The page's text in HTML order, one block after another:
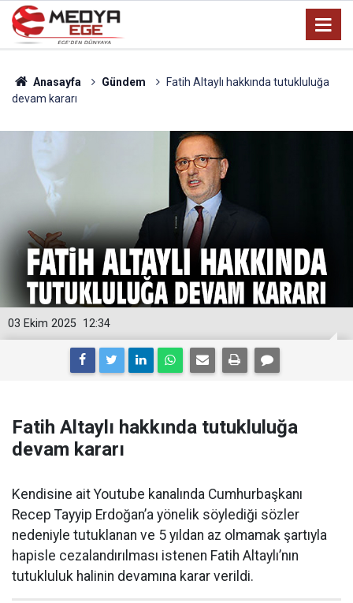
Anasayfa Gündem
Fatih Altaylı hakkında tutukluluğa
devam kararı
12:34
03 Ekim 2025
Fatih Altaylı hakkında tutukluluğa
devam kararı
Kendisine ait Youtube kanalında Cumhurbaşkanı
Recep Tayyip Erdoğan’a yönelik söylediği sözler
nedeniyle tutuklanan ve 5 yıldan az olmamak şartıyla
hapisle cezalandırılması istenen Fatih Altaylı’nın
tutukluluk halinin devamına karar verildi.